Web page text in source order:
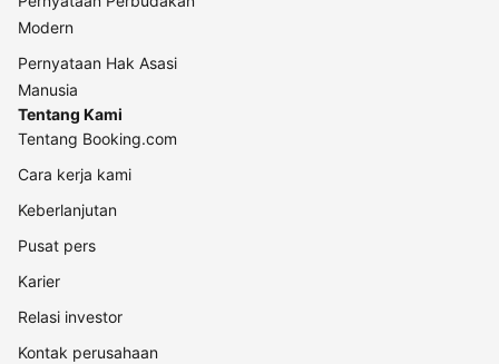
Modern
Pernyataan Hak Asasi
Manusia
Tentang Kami
Tentang Booking.com
Cara kerja kami
Keberlanjutan
Pusat pers
Karier
Relasi investor
Kontak perusahaan